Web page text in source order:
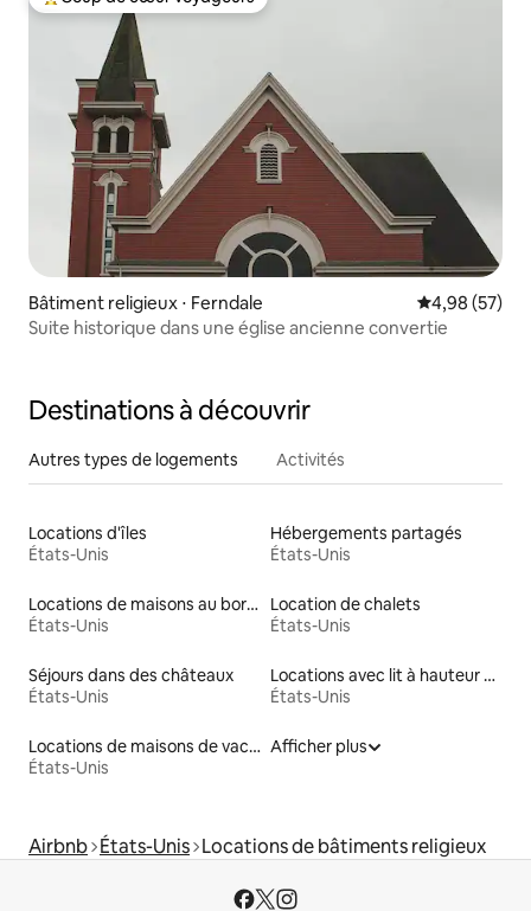
Coups de cœur voyageurs les plus appréciés
Bâtiment religieux ⋅ Ferndale Évaluation
4,98 (57)
Suite historique dans une église ancienne convertie
Destinations à découvrir
Autres types de logements Activités
Locations d'îles
États-Unis
Hébergements partagés
États-Unis
Locations de maisons au bord d'un lac
États-Unis
Location de chalets
États-Unis
Séjours dans des châteaux
États-Unis
Locations avec lit à hauteur adaptée
États-Unis
Locations de maisons de vacances
États-Unis
Afficher plus
Airbnb États-Unis Locations de bâtiments religieux